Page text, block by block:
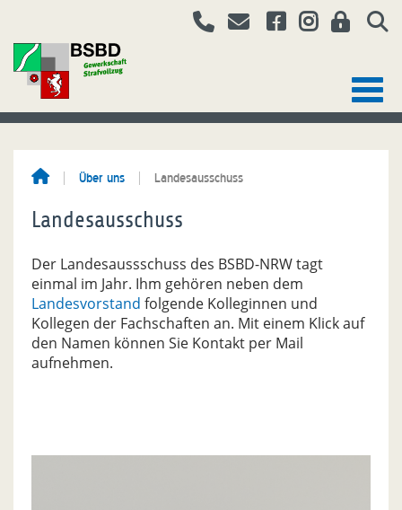
Über uns Landesausschuss
Landesausschuss
Der Landesaussschuss des BSBD-NRW tagt
einmal im Jahr. Ihm gehören neben dem
Landesvorstand folgende Kolleginnen und
Kollegen der Fachschaften an. Mit einem Klick auf
den Namen können Sie Kontakt per Mail
aufnehmen.